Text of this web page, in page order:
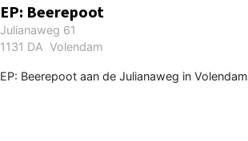
EP: Beerepoot
Julianaweg 61
1131 DA Volendam
EP: Beerepoot aan de Julianaweg in Volendam